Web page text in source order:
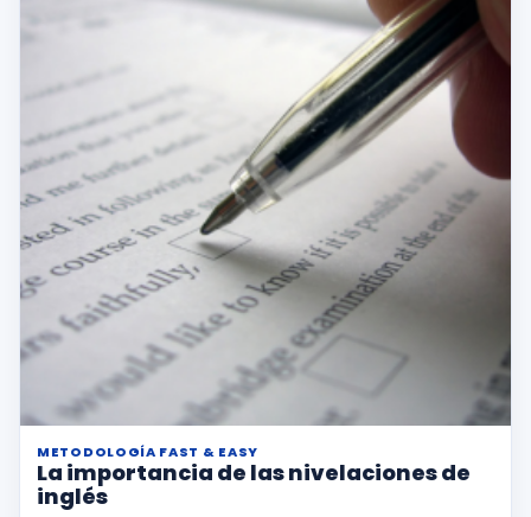
METODOLOGÍA FAST & EASY
La importancia de las nivelaciones de
inglés